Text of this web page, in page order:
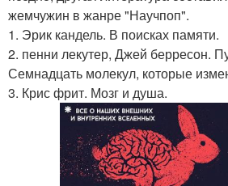
жемчужин в жанре "Научпоп".
1. Эрик кандель. В поисках памяти.
2. пенни лекутер, Джей берресон.
Семнадцать молекул, которые
3. Крис фрит. Мозг и душа.